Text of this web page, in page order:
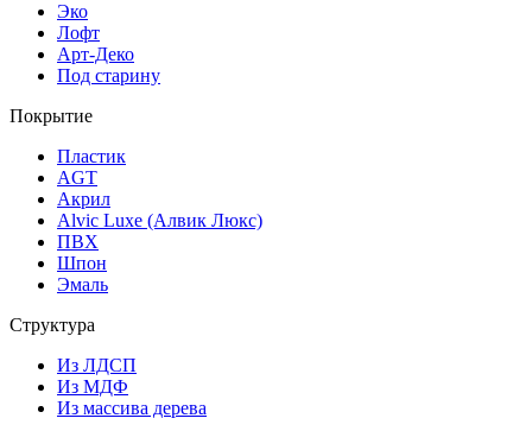
Эко
Лофт
Арт-Деко
Под старину
Покрытие
Пластик
AGT
Акрил
Alvic Luxe (Алвик Люкс)
ПВХ
Шпон
Эмаль
Структура
Из ЛДСП
Из МДФ
Из массива дерева